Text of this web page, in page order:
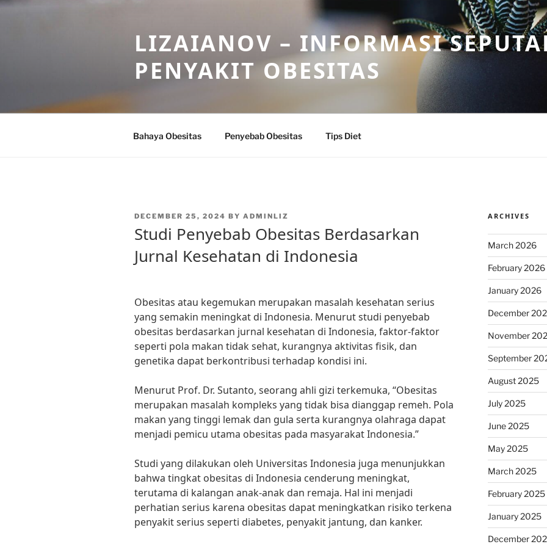
Skip
LIZAIANOV – INFORMASI
PENYAKIT OBESITAS
Bahaya Obesitas Penyebab Obesitas Tips Diet
POSTED
DECEMBER 25, 2024 BY ADMINLIZ
Studi Penyebab Obesitas Berdasarkan
Jurnal Kesehatan di Indonesia
Obesitas atau kegemukan merupakan masalah kesehatan serius
yang semakin meningkat di Indonesia. Menurut studi penyebab
obesitas berdasarkan jurnal kesehatan di Indonesia, faktor-faktor
seperti pola makan tidak sehat, kurangnya aktivitas fisik, dan
genetika dapat berkontribusi terhadap kondisi ini.
Menurut Prof. Dr. Sutanto, seorang ahli gizi terkemuka, “Obesitas
merupakan masalah kompleks yang tidak bisa dianggap remeh. Pola
makan yang tinggi lemak dan gula serta kurangnya olahraga dapat
menjadi pemicu utama obesitas pada masyarakat Indonesia.”
Studi yang dilakukan oleh Universitas Indonesia juga menunjukkan
bahwa tingkat obesitas di Indonesia cenderung meningkat,
terutama di kalangan anak-anak dan remaja. Hal ini menjadi
perhatian serius karena obesitas dapat meningkatkan risiko terkena
penyakit serius seperti diabetes, penyakit jantung, dan kanker.
ARCHIVES
March 2026
February 2026
January 2026
December
November
September
August 2025
July 2025
June 2025
May 2025
March 2025
February 2025
January 2025
December